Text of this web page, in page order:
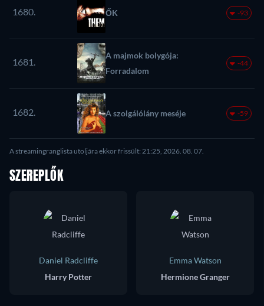
1680. ŐK -93
1681.
A majmok bolygója:
Forradalom
-44
1682. A szolgálólány meséje -59
A streamingranglista utoljára ekkor frissült: 21:25, 2026. 08. 07.
SZEREPLŐK
Daniel Radcliffe
Harry Potter
Emma Watson
Hermione Granger